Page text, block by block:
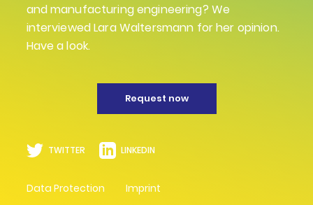
and manufacturing engineering? We
interviewed Lara Waltersmann for her opinion.
Have a look.
Request now
TWITTER LINKEDIN
Data Protection Imprint